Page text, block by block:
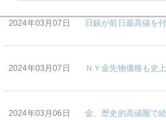
2024年03月07日 日銀が前日最高値を
2024年03月07日 ＮＹ金先物価格も史
2024年03月06日 金、歴史的高値圏で